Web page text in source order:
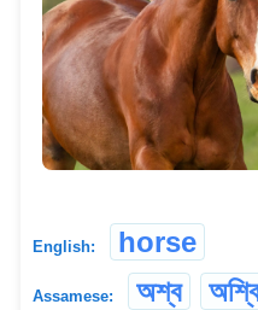
English: horse
Assamese: অশ্ব